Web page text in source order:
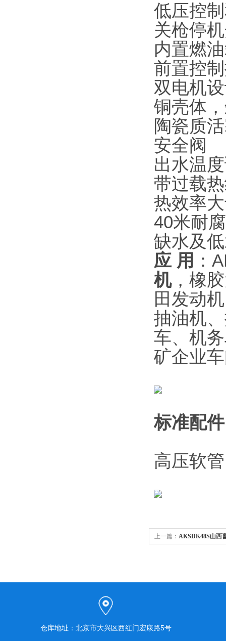
低压控
关枪停
内置燃
前置控
双电机
铜壳体
陶瓷质
安全阀
出水温
带过载
热效率
40米耐
缺水及
应 用 ：
机，橡
田发动
抽油机
车、机
矿企业
标准配件
高压
上一篇： AKSDK48S山西
仓库地址：北京市大兴区西红门宏康路5号